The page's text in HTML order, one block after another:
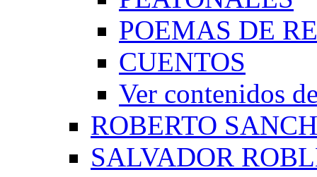
POEMAS DE
CUENTOS
Ver contenidos
ROBERTO
SALVADOR